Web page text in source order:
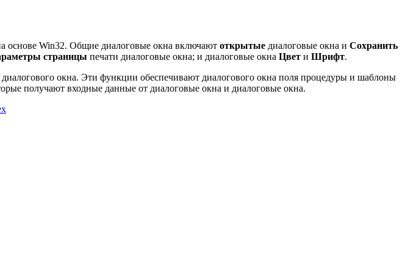
основе Win32. Общие диалоговые окна включают открытые диалоговые окна и Сохранить
страницы печати диалоговые окна; и диалоговые окна Цвет и Шрифт.
окна. Эти функции обеспечивают диалогового окна поля процедуры и шаблоны
получают входные данные от диалоговые окна и диалоговые окна.